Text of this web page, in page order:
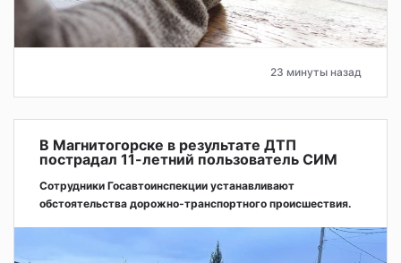
23 минуты назад
В Магнитогорске в результате ДТП
пострадал 11-летний пользователь СИМ
Сотрудники Госавтоинспекции устанавливают
обстоятельства дорожно-транспортного происшествия.